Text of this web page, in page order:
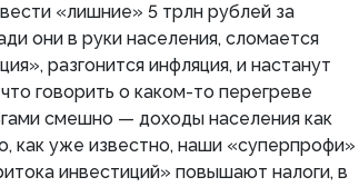
«лишние» 5 трлн рублей за
они в руки населения, сломается
разгонится инфляция, и настанут
говорить о каком-то перегреве
смешно — доходы населения как
как уже известно, наши «суперпрофи»
инвестиций» повышают налоги, в